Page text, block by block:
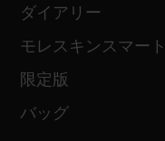
ダイアリー
モレスキンスマート
限定版
バッグ